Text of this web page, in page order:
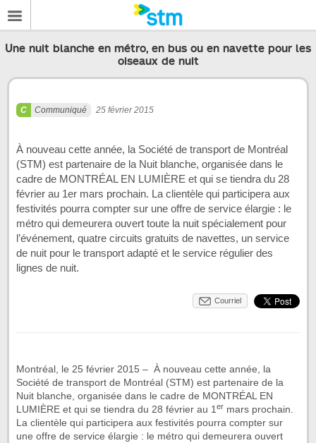
Une nuit blanche en métro, en bus ou en navette pour les
oiseaux de nuit
Communiqué 25 février 2015
À nouveau cette année, la Société de transport de Montréal
(STM) est partenaire de la Nuit blanche, organisée dans le
cadre de MONTRÉAL EN LUMIÈRE et qui se tiendra du 28
février au 1er mars prochain. La clientèle qui participera aux
festivités pourra compter sur une offre de service élargie : le
métro qui demeurera ouvert toute la nuit spécialement pour
l’événement, quatre circuits gratuits de navettes, un service
de nuit pour le transport adapté et le service régulier des
lignes de nuit.
Courriel
Montréal, le 25 février 2015 – À nouveau cette année, la
Société de transport de Montréal (STM) est partenaire de la
Nuit blanche, organisée dans le cadre de MONTRÉAL EN
LUMIÈRE et qui se tiendra du 28 février au 1er mars prochain.
La clientèle qui participera aux festivités pourra compter sur
une offre de service élargie : le métro qui demeurera ouvert